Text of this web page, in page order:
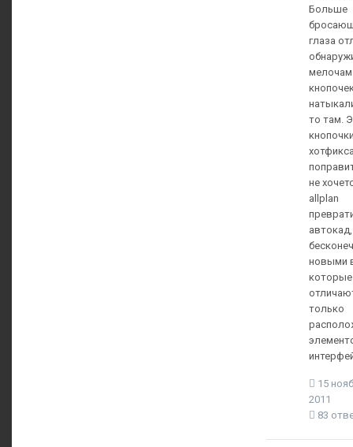
Больше
глаза
то там.
не
allplan
автокад,
новыми
которые
только
15
2011
83